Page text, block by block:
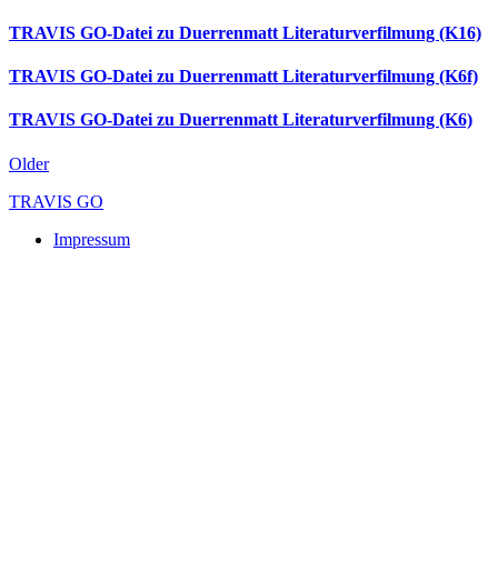
TRAVIS GO-Datei zu Duerrenmatt Literaturverfilmung (K16)
TRAVIS GO-Datei zu Duerrenmatt Literaturverfilmung (K6f)
TRAVIS GO-Datei zu Duerrenmatt Literaturverfilmung (K6)
Older
TRAVIS GO
Impressum